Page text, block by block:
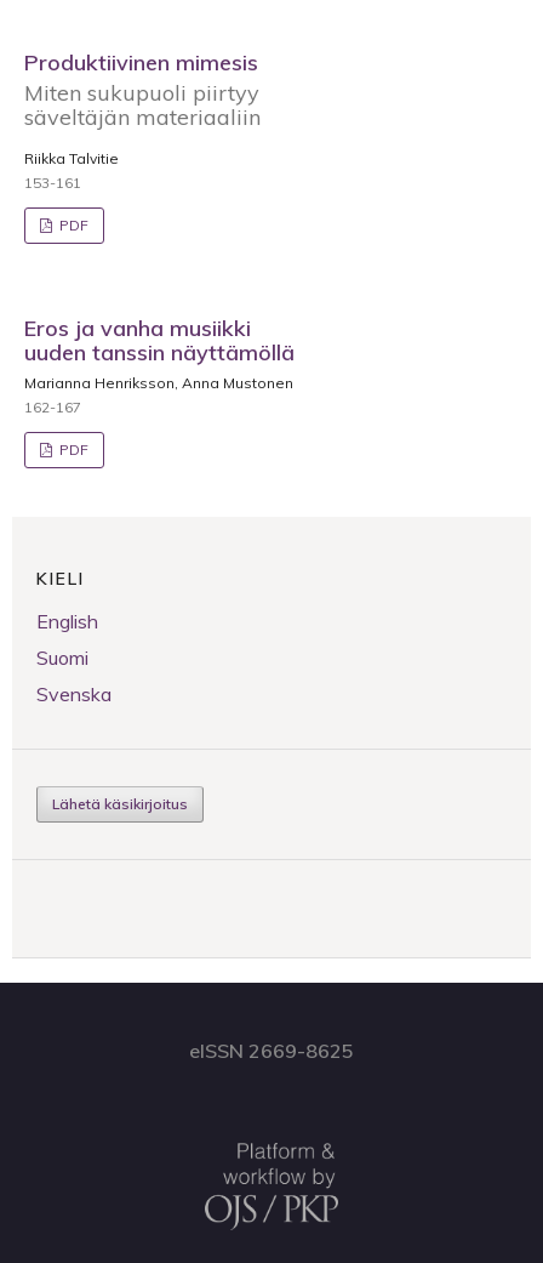
Produktiivinen mimesis
Miten sukupuoli piirtyy
säveltäjän materiaaliin
Riikka Talvitie
153-161
PDF
Eros ja vanha musiikki
uuden tanssin näyttämöllä
Marianna Henriksson, Anna Mustonen
162-167
PDF
KIELI
English
Suomi
Svenska
Lähetä käsikirjoitus
eISSN 2669-8625